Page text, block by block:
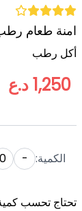
امنة طعام
أكل رطب
1,250 د.ع
الكمية: -
0
تحتاج تحسب